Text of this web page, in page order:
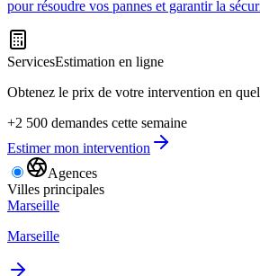
pour résoudre vos pannes et garantir la
ServicesEstimation en ligne
Obtenez le prix de votre intervention en
+2 500 demandes cette semaine
Estimer mon intervention
Agences
Villes principales
Marseille
Marseille